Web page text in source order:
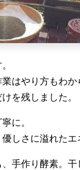
はやり方もわ
を残しました。
に。
しさに溢れたエ
手作り酵素。干